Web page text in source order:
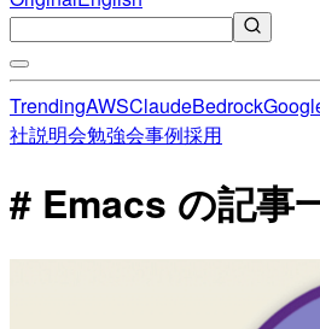
TrendingAWSClaudeBedrock
社説明会勉強会事例採用
# Emacs の記事